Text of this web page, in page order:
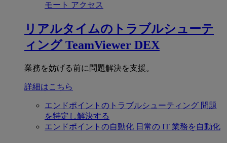
モート アクセス
リアルタイムのトラブルシューテ
ィング TeamViewer DEX
業務を妨げる前に問題解決を支援。
詳細はこちら
エンドポイントのトラブルシューティング 問題
を特定し解決する
エンドポイントの自動化 日常の IT 業務を自動化